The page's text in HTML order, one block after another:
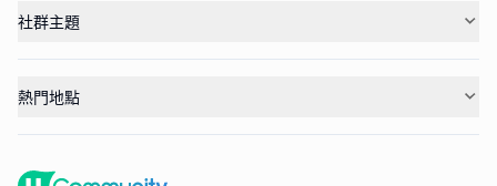
社群主題
熱門地點